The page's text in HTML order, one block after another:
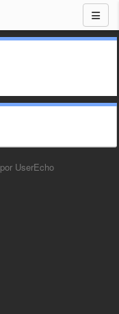
por UserEcho